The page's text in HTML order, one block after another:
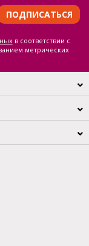
ПОДПИСАТЬСЯ
в соответствии с
метрических